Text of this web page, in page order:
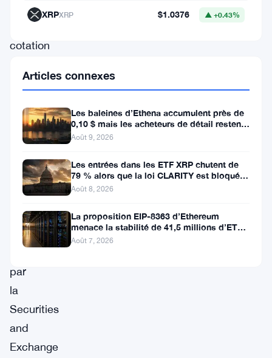
retraits
cotation
par
mesures
répressives
envers
les
principales
plateformes
par
la
Securities
and
Exchange
XRPXRP $1.0376 ▲ +0.43%
Articles connexes
Les baleines d’Ethena accumulent près de
0,10 $ mais les acheteurs de détail restent
à l’écart
Août 9, 2026
Les entrées dans les ETF XRP chutent de
79 % alors que la loi CLARITY est bloquée
avant la pause du Sénat
Août 8, 2026
La proposition EIP-8363 d’Ethereum
menace la stabilité de 41,5 millions d’ETH
stakés et de la DeFi
Août 7, 2026